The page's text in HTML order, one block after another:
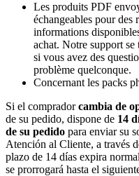
Les produits PDF
échangeables pour des
informations
achat. Notre support
si vous avez des
problème quelconque.
Concernant les packs
Si el compradorcambia de
de su pedido, dispone de 14
de su pedido para enviar su
Atención al Cliente, a través
plazo de 14 días expira
se prorrogará hasta el